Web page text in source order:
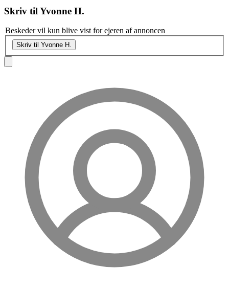
Skriv til Yvonne H.
Beskeder vil kun blive vist for ejeren af annoncen
Skriv til Yvonne H.